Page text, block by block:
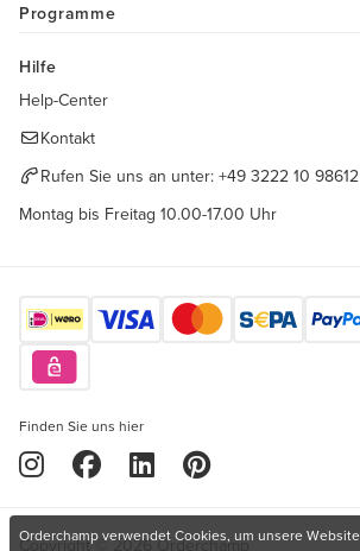
Programme
Hilfe
Help-Center
Kontakt
Rufen Sie uns an unter: +49 3222 10 98612
Montag bis Freitag 10.00-17.00 Uhr
Finden Sie uns hier
Copyright © 2026 Orderchamp
Orderchamp verwendet Cookies, um unsere Website